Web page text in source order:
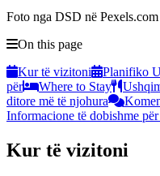
Foto nga DSD në Pexels.com
On this page
Kur të vizitoni
Planifiko
për
Where to Stay
ditore më të njohura
Informacione të dobishme për
Kur të vizitoni